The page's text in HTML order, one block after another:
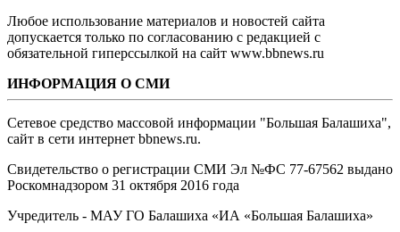
Любое использование материалов и новостей сайта
допускается только по согласованию с редакцией с
обязательной гиперссылкой на сайт www.bbnews.ru
ИНФОРМАЦИЯ О СМИ
Сетевое средство массовой информации "Большая Балашиха",
сайт в сети интернет bbnews.ru.
Свидетельство о регистрации СМИ Эл №ФС ‎77-67562 выдано
Роскомнадзором 31 октября 2016 года
Учредитель - МАУ ГО Балашиха «ИА «Большая Балашиха»